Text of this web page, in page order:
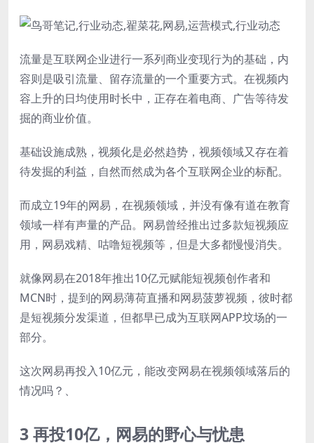
流量是互联网企业进行一系列商业变现行为的基础，内
容则是吸引流量、留存流量的一个重要方式。在视频内
容上升的日均使用时长中，正存在着电商、广告等待发
掘的商业价值。
基础设施成熟，视频化是必然趋势，视频领域又存在着
待发掘的利益，自然而然成为各个互联网企业的标配。
而成立19年的网易，在视频领域，并没有像有道在教育
领域一样有声量的产品。网易曾经推出过多款短视频应
用，网易戏精、咕噜短视频等，但是大多都慢慢消失。
就像网易在2018年推出10亿元赋能短视频创作者和
MCN时，提到的网易薄荷直播和网易菠萝视频，彼时都
是短视频分发渠道，但都早已成为互联网APP坟场的一
部分。
这次网易再投入10亿元，能改变网易在视频领域落后的
情况吗？、
3 再投10亿，网易的野心与忧患